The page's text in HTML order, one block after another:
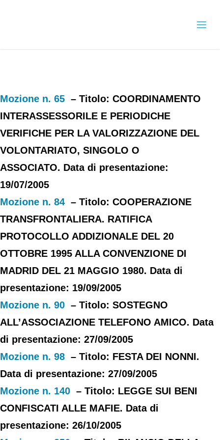
Mozione n. 65 – Titolo: COORDINAMENTO
INTERASSESSORILE E PERIODICHE
VERIFICHE PER LA VALORIZZAZIONE DEL
VOLONTARIATO, SINGOLO O
ASSOCIATO. Data di presentazione:
19/07/2005
Mozione n. 84 – Titolo: COOPERAZIONE
TRANSFRONTALIERA. RATIFICA
PROTOCOLLO ADDIZIONALE DEL 20
OTTOBRE 1995 ALLA CONVENZIONE DI
MADRID DEL 21 MAGGIO 1980. Data di
presentazione: 19/09/2005
Mozione n. 90 – Titolo: SOSTEGNO
ALL’ASSOCIAZIONE TELEFONO AMICO. Data
di presentazione: 27/09/2005
Mozione n. 98 – Titolo: FESTA DEI NONNI.
Data di presentazione: 27/09/2005
Mozione n. 140 – Titolo: LEGGE SUI BENI
CONFISCATI ALLE MAFIE. Data di
presentazione: 26/10/2005